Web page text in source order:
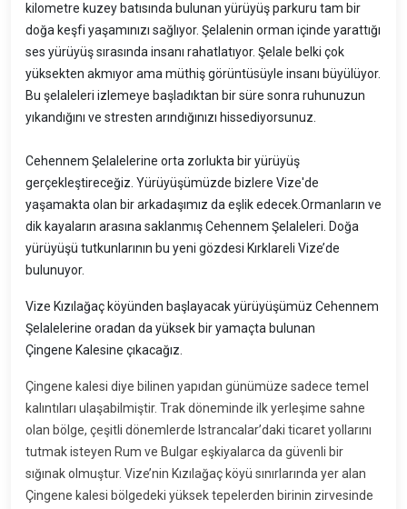
kilometre kuzey batısında bulunan yürüyüş parkuru tam bir
doğa keşfi yaşamınızı sağlıyor. Şelalenin orman içinde yarattığı
ses yürüyüş sırasında insanı rahatlatıyor. Şelale belki çok
yüksekten akmıyor ama müthiş görüntüsüyle insanı büyülüyor.
Bu şelaleleri izlemeye başladıktan bir süre sonra ruhunuzun
yıkandığını ve stresten arındığınızı hissediyorsunuz.
Cehennem Şelalelerine orta zorlukta bir yürüyüş
gerçekleştireceğiz. Yürüyüşümüzde bizlere Vize'de
yaşamakta olan bir arkadaşımız da eşlik edecek.Ormanların ve
dik kayaların arasına saklanmış Cehennem Şelaleleri. Doğa
yürüyüşü tutkunlarının bu yeni gözdesi Kırklareli Vize’de
bulunuyor.
Vize Kızılağaç köyünden başlayacak yürüyüşümüz Cehennem
Şelalelerine oradan da yüksek bir yamaçta bulunan
Çingene Kalesine çıkacağız.
Çingene kalesi diye bilinen yapıdan günümüze sadece temel
kalıntıları ulaşabilmiştir. Trak döneminde ilk yerleşime sahne
olan bölge, çeşitli dönemlerde Istrancalar’daki ticaret yollarını
tutmak isteyen Rum ve Bulgar eşkiyalarca da güvenli bir
sığınak olmuştur. Vize’nin Kızılağaç köyü sınırlarında yer alan
Çingene kalesi bölgedeki yüksek tepelerden birinin zirvesinde